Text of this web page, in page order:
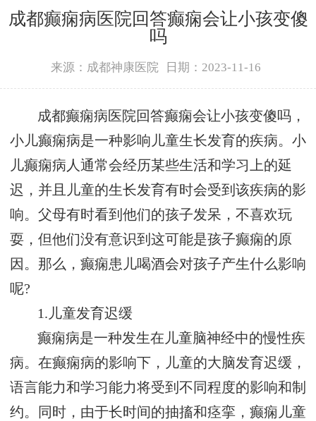
成都癫痫病医院回答癫痫会让小孩变傻
吗
来源：成都神康医院 日期：2023-11-16
成都癫痫病医院回答癫痫会让小孩变傻吗，
小儿癫痫病是一种影响儿童生长发育的疾病。小
儿癫痫病人通常会经历某些生活和学习上的延
迟，并且儿童的生长发育有时会受到该疾病的影
响。父母有时看到他们的孩子发呆，不喜欢玩
耍，但他们没有意识到这可能是孩子癫痫的原
因。那么，癫痫患儿喝酒会对孩子产生什么影响
呢?
1.儿童发育迟缓
癫痫病是一种发生在儿童脑神经中的慢性疾
病。在癫痫病的影响下，儿童的大脑发育迟缓，
语言能力和学习能力将受到不同程度的影响和制
约。同时，由于长时间的抽搐和痉挛，癫痫儿童